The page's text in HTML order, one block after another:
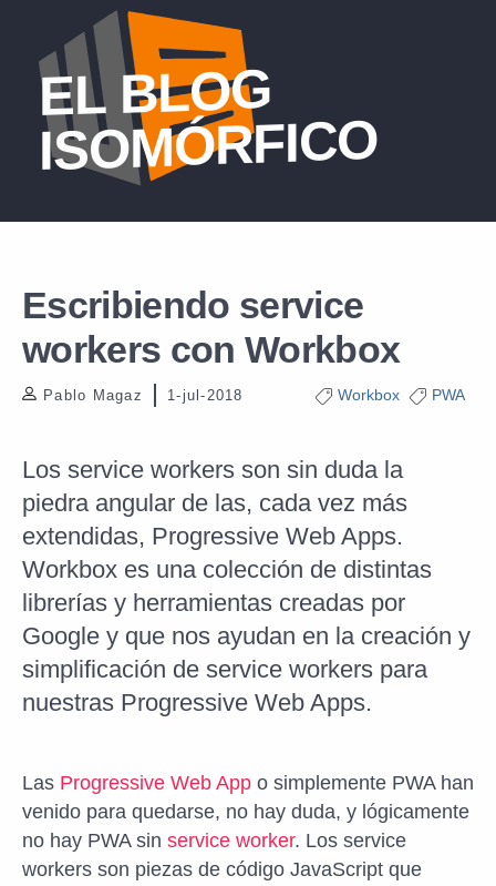
EL BLOG
ISOMÓRFICO
Escribiendo service
workers con Workbox
Pablo Magaz 1-jul-2018 Workbox PWA
Los service workers son sin duda la
piedra angular de las, cada vez más
extendidas, Progressive Web Apps.
Workbox es una colección de distintas
librerías y herramientas creadas por
Google y que nos ayudan en la creación y
simplificación de service workers para
nuestras Progressive Web Apps.
Las Progressive Web App o simplemente PWA han
venido para quedarse, no hay duda, y lógicamente
no hay PWA sin service worker. Los service
workers son piezas de código JavaScript que